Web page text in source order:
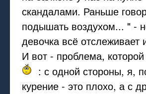
скандалами. Раньше
подышать воздухом... " -
девочка всё отслеживает
И вот - проблема,
: с одной стороны, я,
курение - это плохо, а с